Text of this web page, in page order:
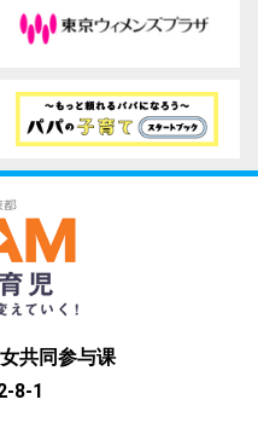
共同参与课
8-1